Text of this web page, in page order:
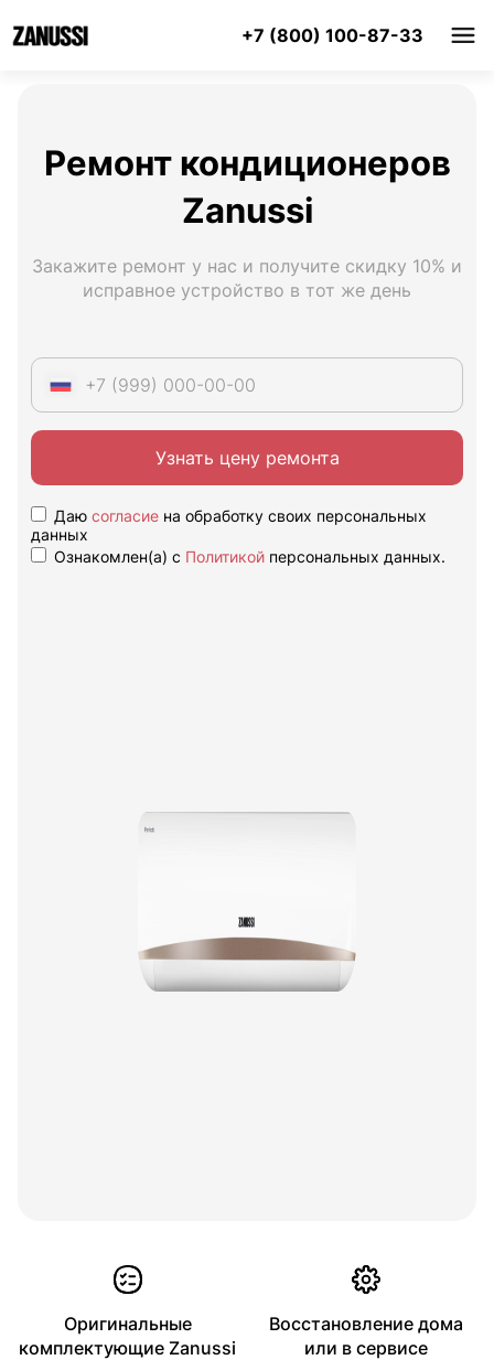
+7 (800) 100-87-33
Ремонт кондиционеров
Zanussi
Закажите ремонт у нас и получите скидку 10% и
исправное устройство в тот же день
Узнать цену ремонта
Даю согласие на обработку своих персональных
данных
Ознакомлен(а) с Политикой персональных данных.
Оригинальные
комплектующие Zanussi
Восстановление дома
или в сервисе